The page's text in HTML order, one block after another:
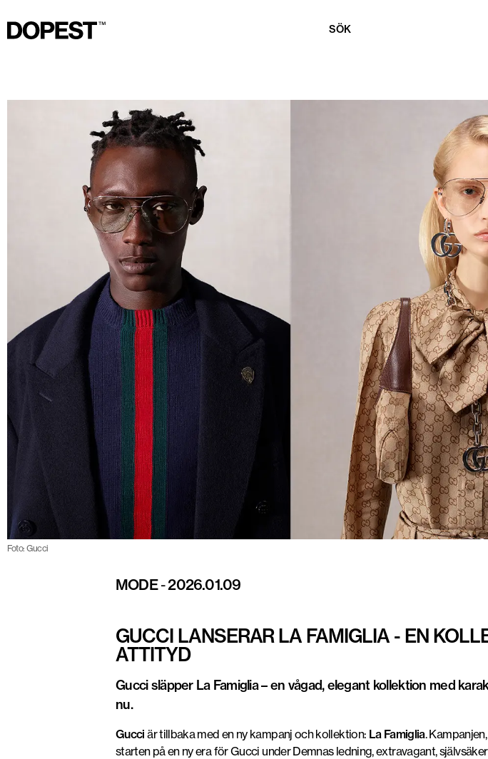
SÖK
Foto: Gucci
MODE-2026.01.09
GUCCI LANSERAR LA FAMIGLIA - EN
ATTITYD
Gucci släpper La Famiglia – en vågad, elegant kollektion med
nu.
Gucci är tillbaka med en ny kampanj och kollektion: La Famiglia.
starten på en ny era för Gucci under Demnas ledning, extravagant,